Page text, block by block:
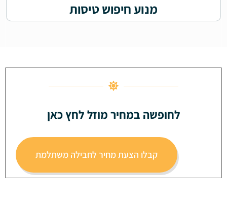
מנוע חיפוש טיסות
לחופשה במחיר מוזל לחץ כאן
קבלו הצעת מחיר לחבילה משתלמת